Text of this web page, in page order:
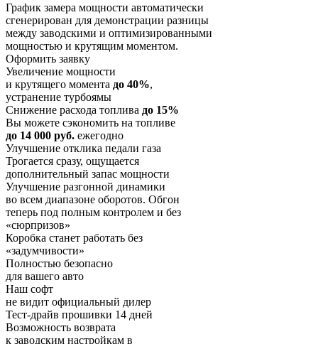
График замера мощности автоматически
сгенерирован для демонстрации разницы
между заводскими и оптимизированными
мощностью и крутящим моментом.
Оформить заявку
Увеличение мощности
и крутящего момента до 40%,
устранение турбоямы
Снижение расхода топлива до 15%
Вы можете сэкономить на топливе
до 14 000 руб. ежегодно
Улучшение отклика педали газа
Трогается сразу, ощущается
дополнительный запас мощности
Улучшение разгонной динамики
во всем диапазоне оборотов. Обгон
теперь под полным контролем и без
«сюрпризов»
Коробка станет работать без
«задумчивости»
Полностью безопасно
для вашего авто
Наш софт
не видит официальный дилер
Тест-драйв прошивки 14 дней
Возможность возврата
к заводским настройкам в